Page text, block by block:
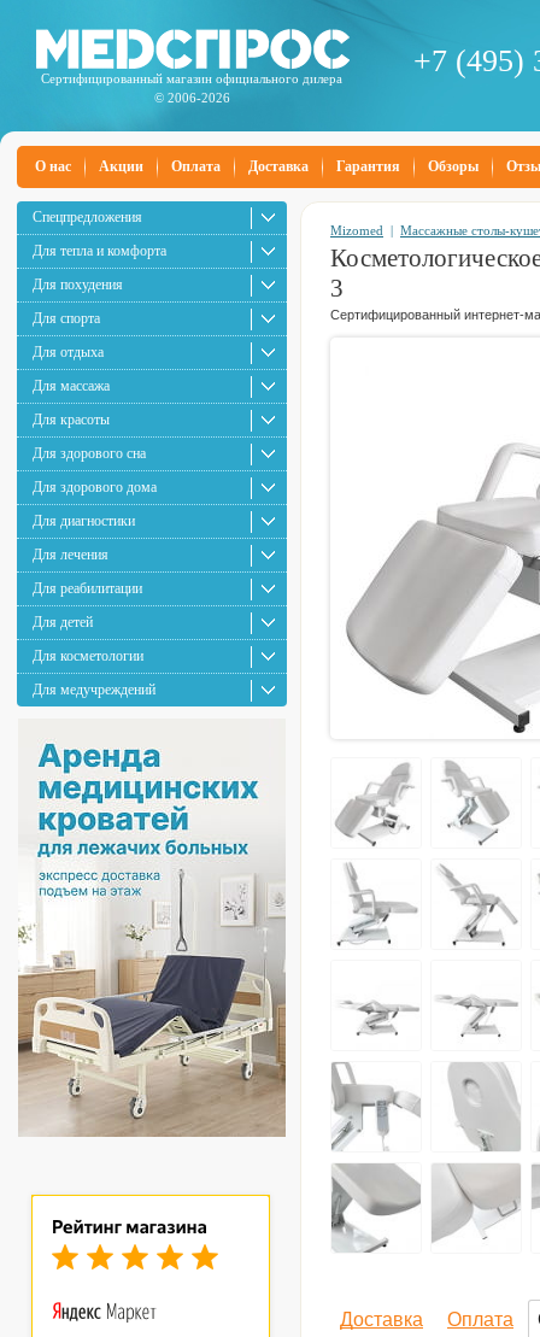
Сертифицированный магазин официального дилера
© 2006-2026
+7 (495)
О нас Акции Оплата Доставка Гарантия Обзоры
Спецпредложения
Для тепла и комфорта
Для похудения
Для спорта
Для отдыха
Для массажа
Для красоты
Для здорового сна
Для здорового дома
Для диагностики
Для лечения
Для реабилитации
Для детей
Для косметологии
Для медучреждений
Mizomed | Массажные столы-
3
Сертифицированный интернет-
Доставка Оплата